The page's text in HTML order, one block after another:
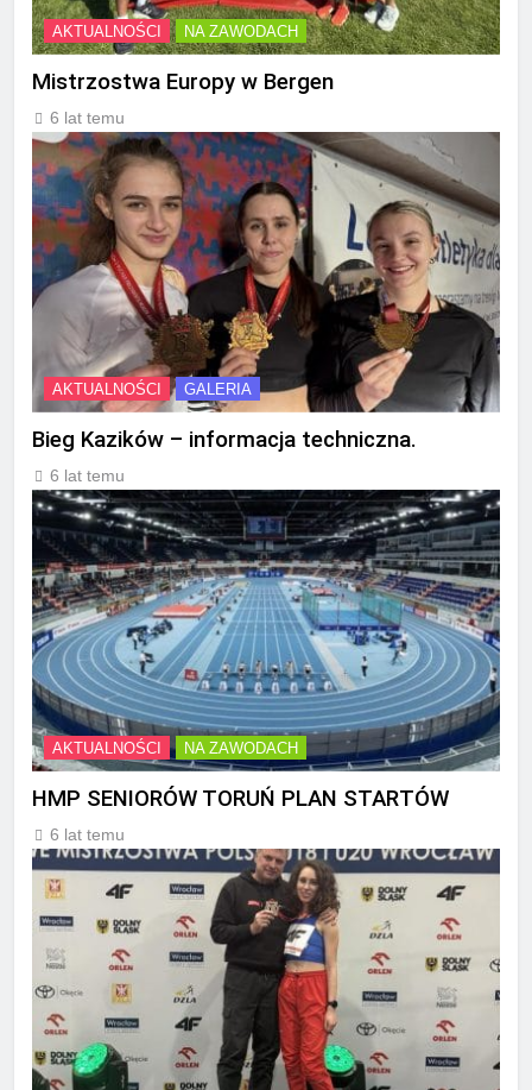
AKTUALNOŚCI NA ZAWODACH
Mistrzostwa Europy w Bergen
6 lat temu
AKTUALNOŚCI GALERIA
Bieg Kazików – informacja techniczna.
6 lat temu
AKTUALNOŚCI NA ZAWODACH
HMP SENIORÓW TORUŃ PLAN STARTÓW
6 lat temu